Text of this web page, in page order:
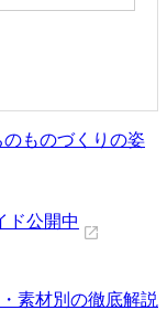
ものづくりの姿
公開中
材別の徹底解説